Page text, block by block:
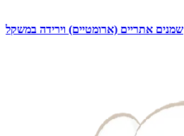
שמנים אתריים (ארומטיים) וירידה במשקל